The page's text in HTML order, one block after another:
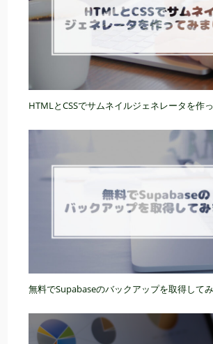
HTMLとCSSでサムネイルジェネレータを作
無料でSupabaseのバックアップを取得して